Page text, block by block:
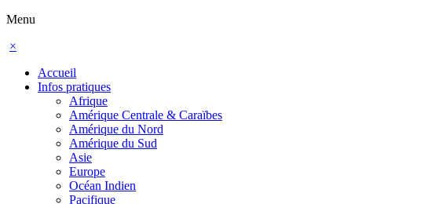
Menu
×
Accueil
Infos pratiques
Afrique
Amérique Centrale & Caraïbes
Amérique du Nord
Amérique du Sud
Asie
Europe
Océan Indien
Pacifique